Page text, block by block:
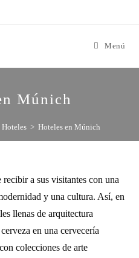
Menú
Múnich
Hoteles > Hoteles en Múnich
a sus visitantes con una
y una cultura. Así, en
llenas de arquitectura
en una cervecería
colecciones de arte